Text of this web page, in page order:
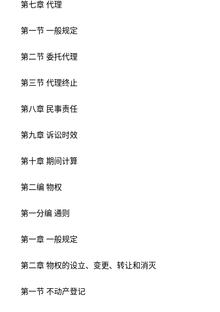
第七章 代理
第一节 一般规定
第二节 委托代理
第三节 代理终止
第八章 民事责任
第九章 诉讼时效
第十章 期间计算
第二编 物权
第一分编 通则
第一章 一般规定
第二章 物权的设立、变更、转让和消灭
第一节 不动产登记